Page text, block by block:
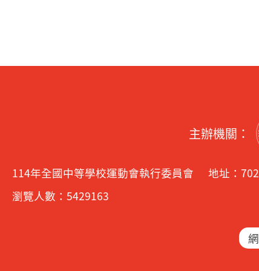
主辦機關：
114年全國中等學校運動會執行委員會 地址：
瀏覽人數：5429163